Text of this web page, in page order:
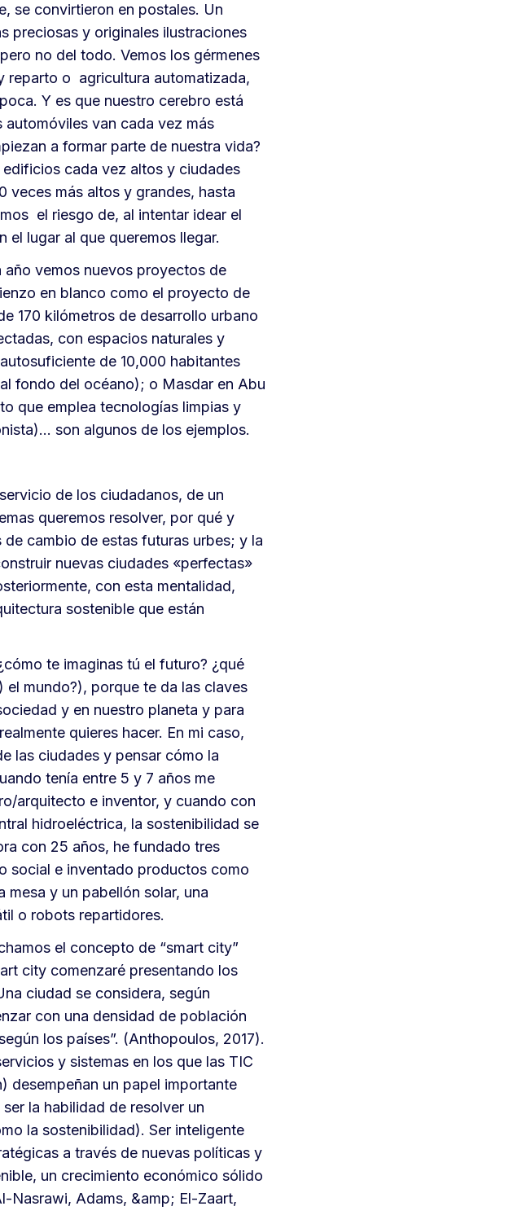
se convirtieron en postales. Un
preciosas y originales ilustraciones
no del todo. Vemos los gérmenes
reparto o agricultura automatizada,
Y es que nuestro cerebro está
automóviles van cada vez más
a formar parte de nuestra vida?
cada vez altos y ciudades
veces más altos y grandes, hasta
el riesgo de, al intentar idear el
el lugar al que queremos llegar.
año vemos nuevos proyectos de
en blanco como el proyecto de
170 kilómetros de desarrollo urbano
con espacios naturales y
de 10,000 habitantes
fondo del océano); o Masdar en Abu
que emplea tecnologías limpias y
son algunos de los ejemplos.
de los ciudadanos, de un
queremos resolver, por qué y
cambio de estas futuras urbes; y la
nuevas ciudades «perfectas»
con esta mentalidad,
sostenible que están
te imaginas tú el futuro? ¿qué
mundo?), porque te da las claves
y en nuestro planeta y para
quieres hacer. En mi caso,
las ciudades y pensar cómo la
tenía entre 5 y 7 años me
arquitecto e inventor, y cuando con
hidroeléctrica, la sostenibilidad se
con 25 años, he fundado tres
social e inventado productos como
mesa y un pabellón solar, una
o robots repartidores.
el concepto de “smart city”
city comenzaré presentando los
ciudad se considera, según
con una densidad de población
los países”. (Anthopoulos, 2017).
y sistemas en los que las TIC
desempeñan un papel importante
la habilidad de resolver un
la sostenibilidad). Ser inteligente
a través de nuevas políticas y
un crecimiento económico sólido
Nasrawi, Adams, &amp; El-Zaart,